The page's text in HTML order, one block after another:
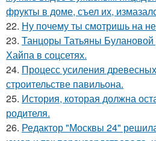
фрукты в доме, съел их,
22. Ну почему ты смотришь на
23. Танцоры Татьяны
Хайпа в соцсетях.
24. Процесс усиления
строительстве павильона.
25. История, которая должна
родителя.
26. Редактор "Москвы 24"